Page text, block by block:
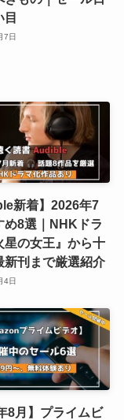
目
7日
新着】2026年7
め8選｜NHKドラ
星の女王』から十
新刊まで厳選紹介
4日
8月】プライムビ